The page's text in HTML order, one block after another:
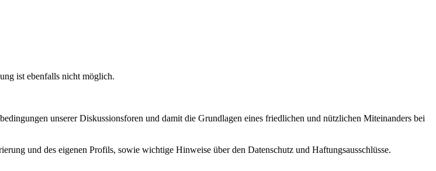
ist ebenfalls nicht möglich.
unserer Diskussionsforen und damit die Grundlagen eines friedlichen und nützlichen Miteinanders bei
und des eigenen Profils, sowie wichtige Hinweise über den Datenschutz und Haftungsausschlüsse.